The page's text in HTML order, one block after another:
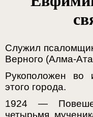
Служил
Верного (Алма-
Рукоположен во
этого города.
1924 —
четырьмя